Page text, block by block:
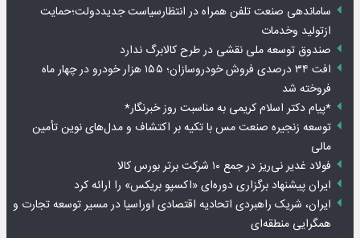
ساماندهی صنعت تلفن همراه در انتظارسیاست جدیددولت؛حمایت
ازتولید وخدمات
صندوق توسعه ملی نقشی در طرح کالابرگ ندارد
افت ۳۴ درصدی فروش خودروسازان؛ ۱۵۵ هزار خودرو در چهار ماه
فروخته شد
*پیام دکتر اسلام کریمی به مناسبت روز خبرنگار*
توسعه زنجیره صنعت مس با تکیه بر اکتشاف و مدل‌های نوین تأمین
مالی
فولاد غدیر نی‌ریز در جمع ۱۰ شرکت برتر بورس کالا
ایران پیشنهاد برگزاری دوره‌ای «اکسپو بریکس» را ارائه کرد
ایران، شریک راهبردی اتحادیه اقتصادی اوراسیا در مسیر توسعه تجارت و
همگرایی منطقه‌ای